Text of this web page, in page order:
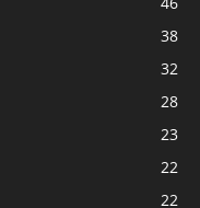
38
32
28
23
22
22